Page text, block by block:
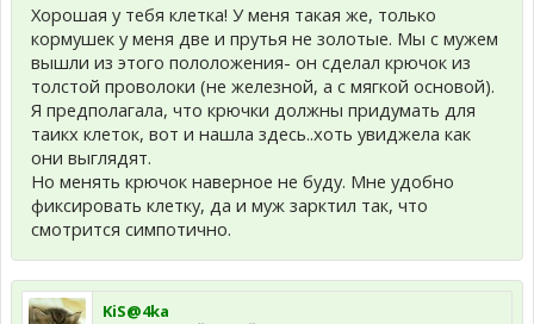
Хорошая у тебя клетка! У меня такая же, только
кормушек у меня две и прутья не золотые. Мы с мужем
вышли из этого пололожения- он сделал крючок из
толстой проволоки (не железной, а с мягкой основой).
Я предполагала, что крючки должны придумать для
таикх клеток, вот и нашла здесь..хоть увиджела как
они выглядят.
Но менять крючок наверное не буду. Мне удобно
фиксировать клетку, да и муж зарктил так, что
смотрится симпотично.
KiS@4ka